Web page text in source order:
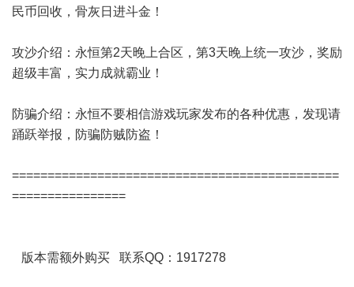
民币回收，骨灰日进斗金！
攻沙介绍：永恒第2天晚上合区，第3天晚上统一攻沙，奖励
超级丰富，实力成就霸业！
防骗介绍：永恒不要相信游戏玩家发布的各种优惠，发现请
踊跃举报，防骗防贼防盗！
==============================================
================
版本需额外购买 联系QQ：1917278